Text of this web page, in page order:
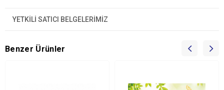
YETKİLİ SATICI BELGELERİMİZ
Benzer Ürünler